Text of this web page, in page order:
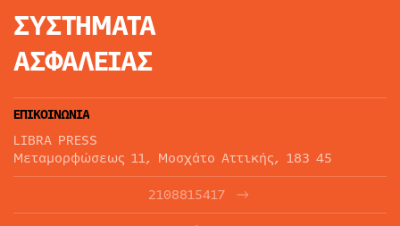
ΣΥΣΤΗΜΑΤΑ
ΑΣΦΑΛΕΙΑΣ
ΕΠΙΚΟΙΝΩΝΙΑ
LIBRA PRESS
Μεταμορφώσεως 11, Μοσχάτο Αττικής, 183 45
2108815417